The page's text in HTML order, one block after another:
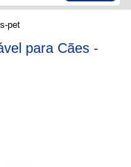
pet
para Cães -